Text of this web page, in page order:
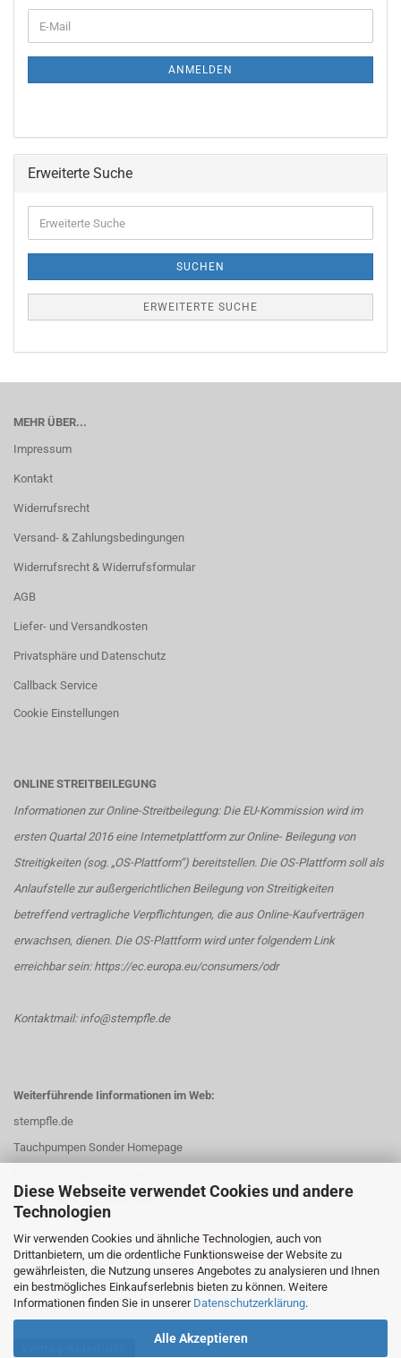
Diese Webseite verwendet Cookies und andere
Technologien
Wir verwenden Cookies und ähnliche Technologien, auch von
Drittanbietern, um die ordentliche Funktionsweise der Website zu
gewährleisten, die Nutzung unseres Angebotes zu analysieren und Ihnen
ein bestmögliches Einkaufserlebnis bieten zu können. Weitere
Informationen finden Sie in unserer Datenschutzerklärung.
Alle Akzeptieren
ZUR
E-
Mail
ANMELDEN
Erweiterte Suche
Suche
SUCHEN
ERWEITERTE SUCHE
MEHR ÜBER...
Impressum
Kontakt
Widerrufsrecht
Versand- & Zahlungsbedingungen
Widerrufsrecht & Widerrufsformular
AGB
Liefer- und Versandkosten
Privatsphäre und Datenschutz
Callback Service
Cookie Einstellungen
ONLINE STREITBEILEGUNG
Informationen zur Online-Streitbeilegung: Die EU-Kommission wird im
ersten Quartal 2016 eine Internetplattform zur Online- Beilegung von
Streitigkeiten (sog. „OS-Plattform“) bereitstellen. Die OS-Plattform soll als
Anlaufstelle zur außergerichtlichen Beilegung von Streitigkeiten
betreffend vertragliche Verpflichtungen, die aus Online-Kaufverträgen
erwachsen, dienen. Die OS-Plattform wird unter folgendem Link
erreichbar sein: https://ec.europa.eu/consumers/odr
Kontaktmail: info@stempfle.de
Weiterführende Iinformationen im Web:
stempfle.de
Tauchpumpen Sonder Homepage
Mehr Videos und Infos unter: